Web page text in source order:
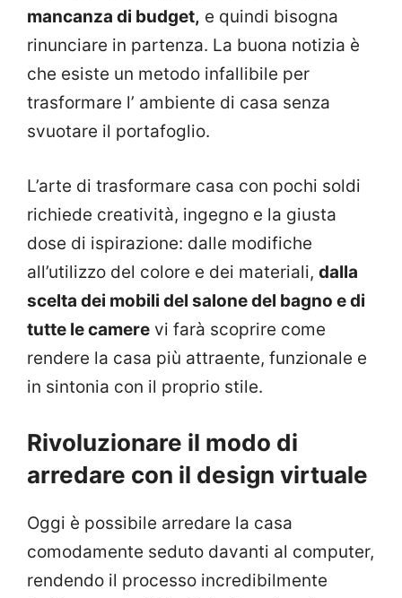
mancanza di budget, e quindi bisogna
rinunciare in partenza. La buona notizia è
che esiste un metodo infallibile per
trasformare l’ ambiente di casa senza
svuotare il portafoglio.
L’arte di trasformare casa con pochi soldi
richiede creatività, ingegno e la giusta
dose di ispirazione: dalle modifiche
all’utilizzo del colore e dei materiali, dalla
scelta dei mobili del salone del bagno e di
tutte le camere vi farà scoprire come
rendere la casa più attraente, funzionale e
in sintonia con il proprio stile.
Rivoluzionare il modo di
arredare con il design virtuale
Oggi è possibile arredare la casa
comodamente seduto davanti al computer,
rendendo il processo incredibilmente